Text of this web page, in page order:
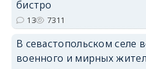
бистро
13 7311
В севастопольском селе
военного и мирных